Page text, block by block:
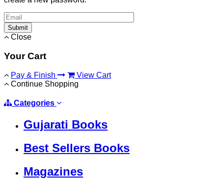
Submit
Close
Your Cart
Pay & Finish
View Cart
Continue Shopping
Categories
Gujarati Books
Best Sellers Books
Magazines